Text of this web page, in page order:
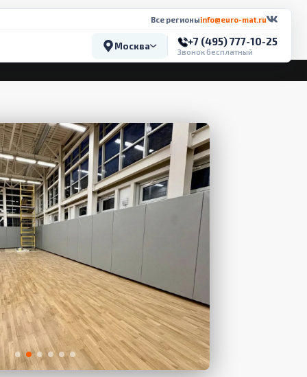
Все регионыinfo@euro-mat.ru
Москва +7 (495) 777-10-25
Звонок бесплатный
6 фото